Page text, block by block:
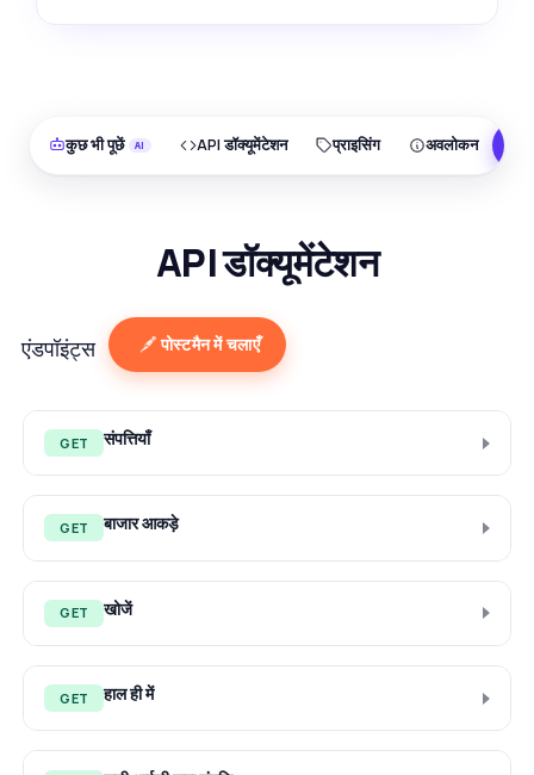
कुछ भी पूछें API डॉक्यूमेंटेशन प्राइसिंग अवलोकन
API डॉक्यूमेंटेशन
एंडपॉइंट्स पोस्टमैन में चलाएँ
GET संपत्तियाँ
GET बाजार आकड़े
GET खोजें
GET हाल ही में